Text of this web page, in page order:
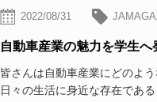
2022/08/31
自動車産業の魅力を学生へ
皆さんは自動車産業にどのよ
日々の生活に身近な存在であ